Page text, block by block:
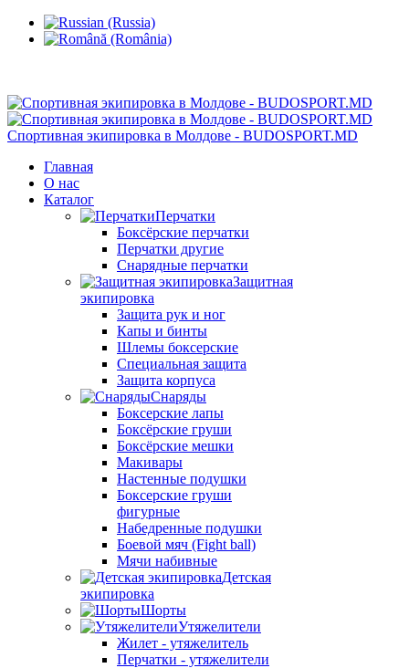
Спортивная экипировка в Молдове - BUDOSPORT.MD
Главная
О нас
Каталог
Перчатки
Боксёрские перчатки
Перчатки другие
Снарядные перчатки
Защитная
экипировка
Защита рук и ног
Капы и бинты
Шлемы боксерские
Специальная защита
Защита корпуса
Снаряды
Боксерские лапы
Боксёрские груши
Боксёрские мешки
Макивары
Настенные подушки
Боксерские груши
фигурные
Набедренные подушки
Боевой мяч (Fight ball)
Мячи набивные
Детская
экипировка
Шорты
Утяжелители
Жилет - утяжелитель
Перчатки - утяжелители